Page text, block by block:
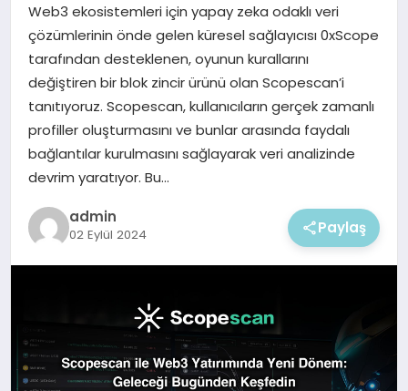
MAGAZIN
Web3 ekosistemleri için yapay zeka odaklı veri
çözümlerinin önde gelen küresel sağlayıcısı 0xScope
tarafından desteklenen, oyunun kurallarını
değiştiren bir blok zincir ürünü olan Scopescan’i
tanıtıyoruz. Scopescan, kullanıcıların gerçek zamanlı
profiller oluşturmasını ve bunlar arasında faydalı
bağlantılar kurulmasını sağlayarak veri analizinde
devrim yaratıyor. Bu…
admin
02 Eylül 2024 Paylaş